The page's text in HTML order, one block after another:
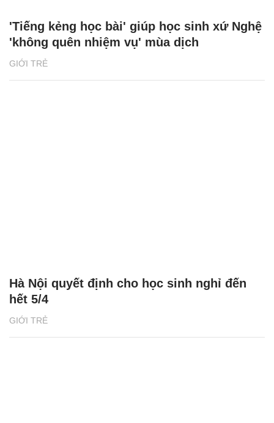
GIỚI TRẺ
'Tiếng kẻng học bài' giúp học sinh xứ Nghệ
'không quên nhiệm vụ' mùa dịch
GIỚI TRẺ
Hà Nội quyết định cho học sinh nghỉ đến
hết 5/4